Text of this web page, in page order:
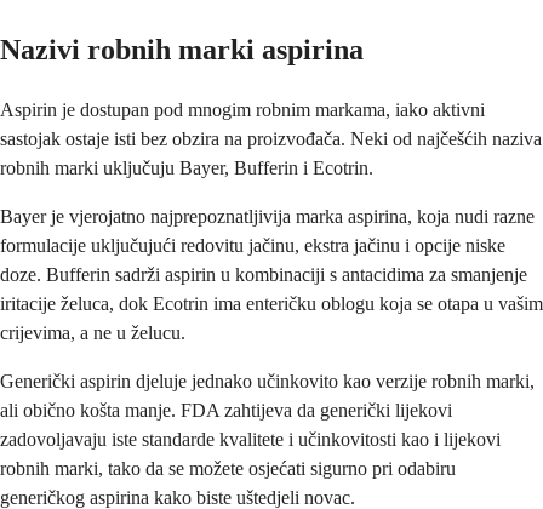
Nazivi robnih marki aspirina
Aspirin je dostupan pod mnogim robnim markama, iako aktivni
sastojak ostaje isti bez obzira na proizvođača. Neki od najčešćih naziva
robnih marki uključuju Bayer, Bufferin i Ecotrin.
Bayer je vjerojatno najprepoznatljivija marka aspirina, koja nudi razne
formulacije uključujući redovitu jačinu, ekstra jačinu i opcije niske
doze. Bufferin sadrži aspirin u kombinaciji s antacidima za smanjenje
iritacije želuca, dok Ecotrin ima enteričku oblogu koja se otapa u vašim
crijevima, a ne u želucu.
Generički aspirin djeluje jednako učinkovito kao verzije robnih marki,
ali obično košta manje. FDA zahtijeva da generički lijekovi
zadovoljavaju iste standarde kvalitete i učinkovitosti kao i lijekovi
robnih marki, tako da se možete osjećati sigurno pri odabiru
generičkog aspirina kako biste uštedjeli novac.